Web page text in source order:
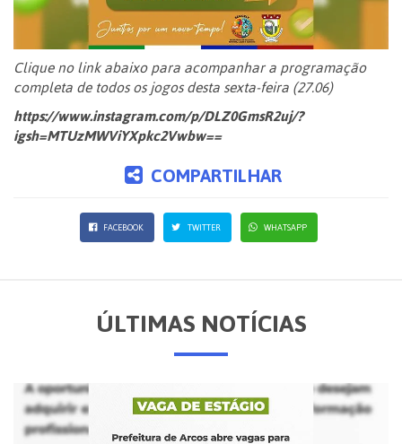
Clique no link abaixo para acompanhar a programação
completa de todos os jogos desta sexta-feira (27.06)
https://www.instagram.com/p/DLZ0GmsR2uj/?
igsh=MTUzMWViYXpkc2Vwbw==
COMPARTILHAR
FACEBOOK TWITTER WHATSAPP
ÚLTIMAS NOTÍCIAS